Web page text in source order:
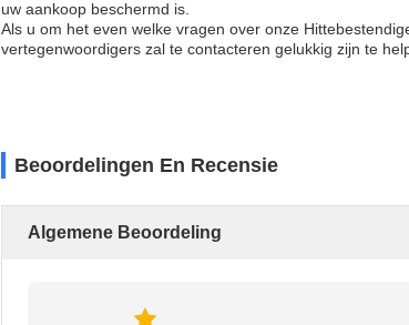
uw aankoop beschermd is.
Als u om het even welke vragen over onze
vertegenwoordigers zal te contacteren gelukkig zijn te
Beoordelingen En Recensie
Algemene Beoordeling